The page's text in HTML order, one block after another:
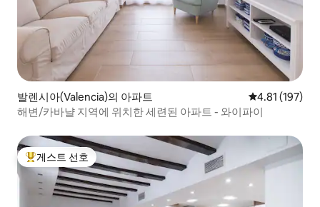
발렌시아(Valencia)의 아파트 평점 4.81점(5
4.81 (197)
해변/카바냘 지역에 위치한 세련된 아파트 - 와이파이
상위 게스트 선호
게스트 선호